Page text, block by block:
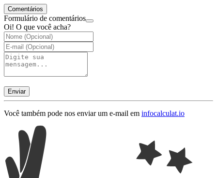
Comentários
Formulário de comentários
Oi! O que você acha?
Enviar
Você também pode nos enviar um e-mail em infocalculat.io